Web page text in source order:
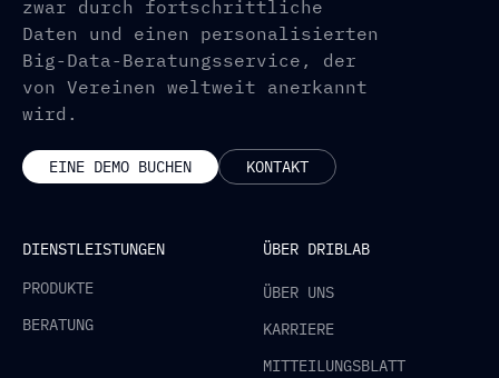
zwar durch fortschrittliche
Daten und einen personalisierten
Big-Data-Beratungsservice, der
von Vereinen weltweit anerkannt
wird.
EINE DEMO BUCHEN KONTAKT
DIENSTLEISTUNGEN
PRODUKTE
BERATUNG
ÜBER DRIBLAB
ÜBER UNS
KARRIERE
MITTEILUNGSBLATT